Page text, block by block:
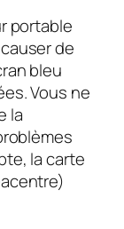
portable
de
bleu
Vous ne
la
la carte